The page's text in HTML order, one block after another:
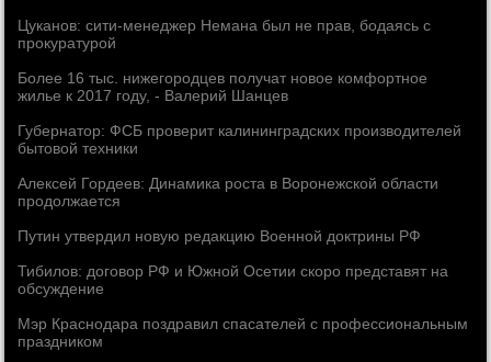
Цуканов: сити-менеджер Немана был не прав, бодаясь с
прокуратурой
Более 16 тыс. нижегородцев получат новое комфортное
жилье к 2017 году, - Валерий Шанцев
Губернатор: ФСБ проверит калининградских производителей
бытовой техники
Алексей Гордеев: Динамика роста в Воронежской области
продолжается
Путин утвердил новую редакцию Военной доктрины РФ
Тибилов: договор РФ и Южной Осетии скоро представят на
обсуждение
Мэр Краснодара поздравил спасателей с профессиональным
праздником